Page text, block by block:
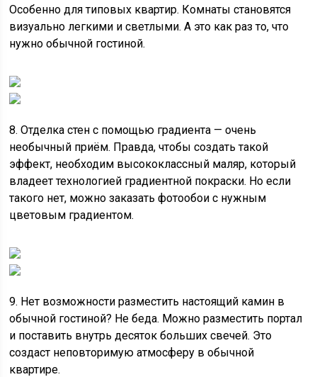
Особенно для типовых квартир. Комнаты становятся
визуально легкими и светлыми. А это как раз то, что
нужно обычной гостиной.
8. Отделка стен с помощью градиента — очень
необычный приём. Правда, чтобы создать такой
эффект, необходим высококлассный маляр, который
владеет технологией градиентной покраски. Но если
такого нет, можно заказать фотообои с нужным
цветовым градиентом.
9. Нет возможности разместить настоящий камин в
обычной гостиной? Не беда. Можно разместить портал
и поставить внутрь десяток больших свечей. Это
создаст неповторимую атмосферу в обычной
квартире.